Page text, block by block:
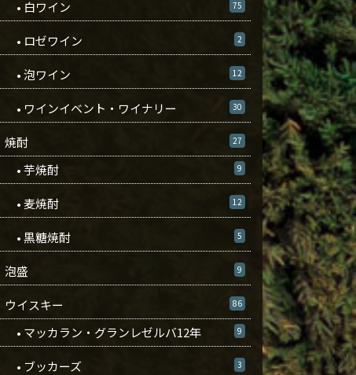
• 白ワイン 75
• ロゼワイン 2
• 泡ワイン 12
• ワインイベント・ワイナリー 30
焼酎 27
• 芋焼酎 9
• 麦焼酎 12
• 黒糖焼酎 5
泡盛 9
ウイスキー 86
• マッカラン・グランレゼルバ12年 9
• ブッカーズ 3